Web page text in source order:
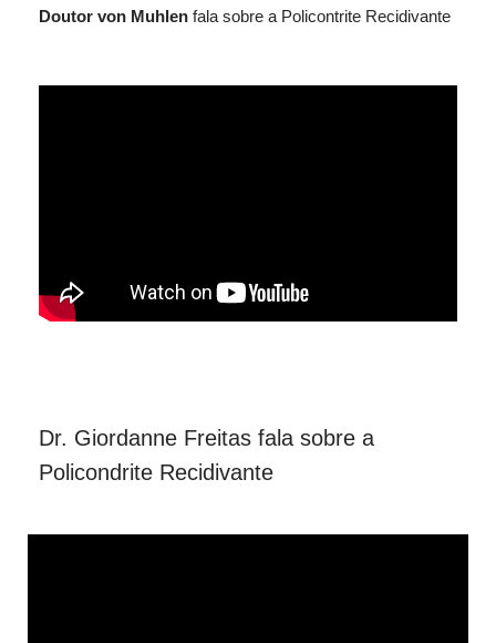
Doutor von Muhlen fala sobre a Policontrite Recidivante
Dr. Giordanne Freitas fala sobre a
Policondrite Recidivante